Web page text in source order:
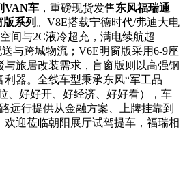
VAN车 ，重磅现货发售东风福瑞通
系列 。V8E搭载宁德时代/弗迪大电
间与2C液冷超充，满电续航超
与跨城物流；V6E明窗版采用6-9座
与旅居改装需求，盲窗版则以高强钢
器。全线车型秉承东风“军工品
、好好开、好经济、好好看），车
远行提供从金融方案、上牌挂靠到
迎莅临朝阳展厅试驾提车，福瑞相